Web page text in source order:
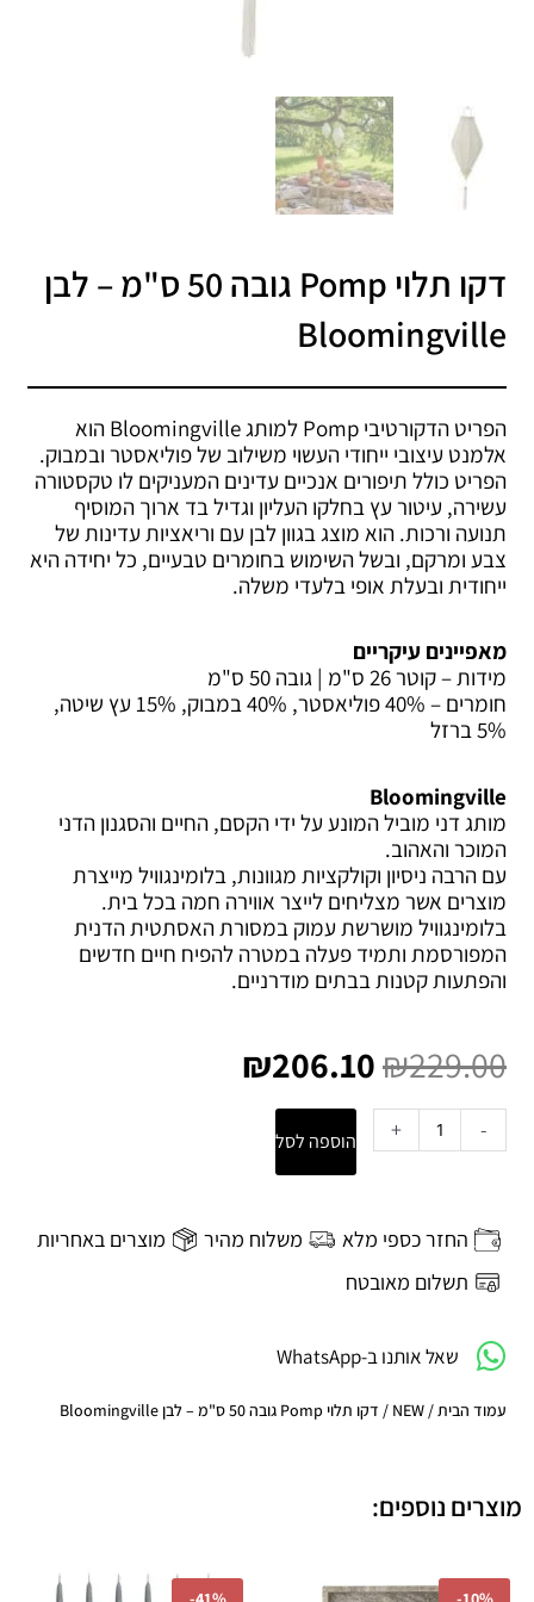
עמוד הבית/
NEW / דקו תלוי Pomp גובה 50 ס"מ – לבן Bloomingville
דקו תלוי Pomp גובה 50 ס"מ – לבן
Bloomingville
הפריט הדקורטיבי Pomp למותג Bloomingville הוא
אלמנט עיצובי ייחודי העשוי משילוב של פוליאסטר ובמבוק.
הפריט כולל תיפורים אנכיים עדינים המעניקים לו טקסטורה
עשירה, עיטור עץ בחלקו העליון וגדיל בד ארוך המוסיף
תנועה ורכות. הוא מוצג בגוון לבן עם וריאציות עדינות של
צבע ומרקם, ובשל השימוש בחומרים טבעיים, כל יחידה היא
ייחודית ובעלת אופי בלעדי משלה.
מאפיינים עיקריים
מידות – קוטר 26 ס"מ | גובה 50 ס"מ
חומרים – 40% פוליאסטר, 40% במבוק, 15% עץ שיטה,
5% ברזל
Bloomingville
מותג דני מוביל המונע על ידי הקסם, החיים והסגנון הדני
המוכר והאהוב.
עם הרבה ניסיון וקולקציות מגוונות, בלומינגוויל מייצרת
מוצרים אשר מצליחים לייצר אווירה חמה בכל בית.
בלומינגוויל מושרשת עמוק במסורת האסתטית הדנית
המפורסמת ותמיד פעלה במטרה להפיח חיים חדשים
והפתעות קטנות בבתים מודרניים.
₪229.00 המקורי
היה:
₪229.00.
₪206.10
-
של
Pomp
גובה
50
לבן
+ הוספה לסל
החזר כספי מלא משלוח מהיר
מוצרים באחריות
תשלום מאובטח
שאל אותנו ב-WhatsApp
מוצרים נוספים:
המחיר
המחיר